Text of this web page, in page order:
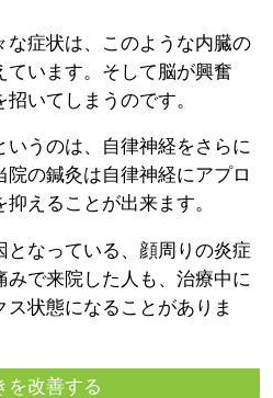
な症状は、このような内臓の
ています。そして脳が興奮
いてしまうのです。
いうのは、自律神経をさらに
の鍼灸は自律神経にアプロ
えることが出来ます。
となっている、顔周りの炎症
みで来院した人も、治療中に
状態になることがありま
を改善する